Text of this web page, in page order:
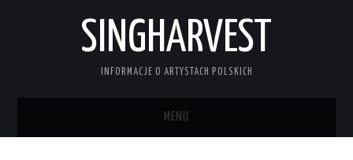
SINGHARVEST
INFORMACJE O ARTYSTACH POLSKICH
MENU